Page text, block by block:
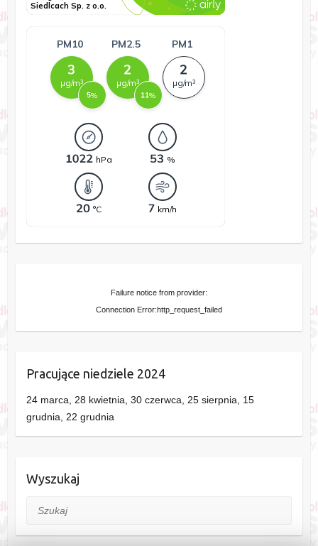
Failure notice from provider:
Connection Error:http_request_failed
Pracujące niedziele 2024
24 marca, 28 kwietnia, 30 czerwca, 25 sierpnia, 15
grudnia, 22 grudnia
Wyszukaj
Szukaj